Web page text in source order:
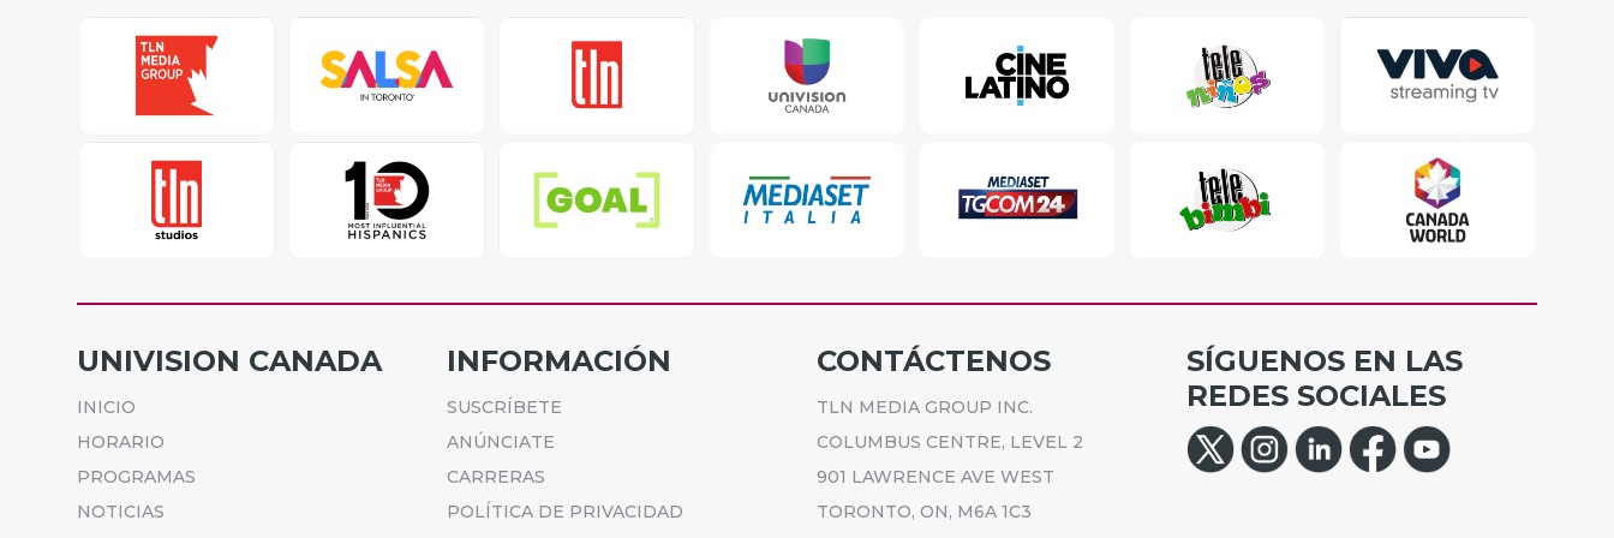
UNIVISION CANADA
INICIO
HORARIO
PROGRAMAS
NOTICIAS
INFORMACIÓN
SUSCRÍBETE
ANÚNCIATE
CARRERAS
POLÍTICA DE PRIVACIDAD
CONTÁCTENOS
TLN MEDIA GROUP INC.
COLUMBUS CENTRE, LEVEL 2
901 LAWRENCE AVE WEST
TORONTO, ON, M6A 1C3
SÍGUENOS EN LAS
REDES SOCIALES